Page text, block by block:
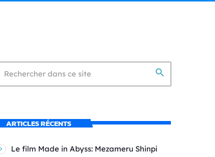
search
ARTICLES RÉCENTS
Le film Made in Abyss: Mezameru Shinpi